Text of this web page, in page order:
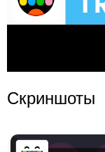
Скриншоты